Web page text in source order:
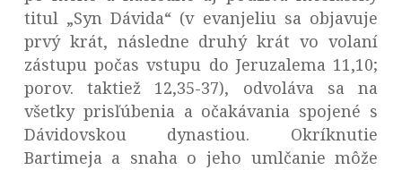
titul „Syn Dávida“ (v evanjeliu sa objavuje
prvý krát, následne druhý krát vo volaní
zástupu počas vstupu do Jeruzalema 11,10;
porov. taktiež 12,35-37), odvoláva sa na
všetky prisľúbenia a očakávania spojené s
Dávidovskou dynastiou. Okríknutie
Bartimeja a snaha o jeho umlčanie môže